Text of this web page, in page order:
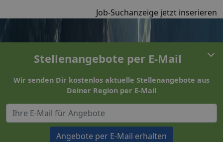
Job-Suchanzeige jetzt inserieren
Stellenangebote per E-Mail
Wir senden Dir kostenlos aktuelle Stellenangebote aus
Deiner Region per E-Mail
Angebote per E-Mail erhalten